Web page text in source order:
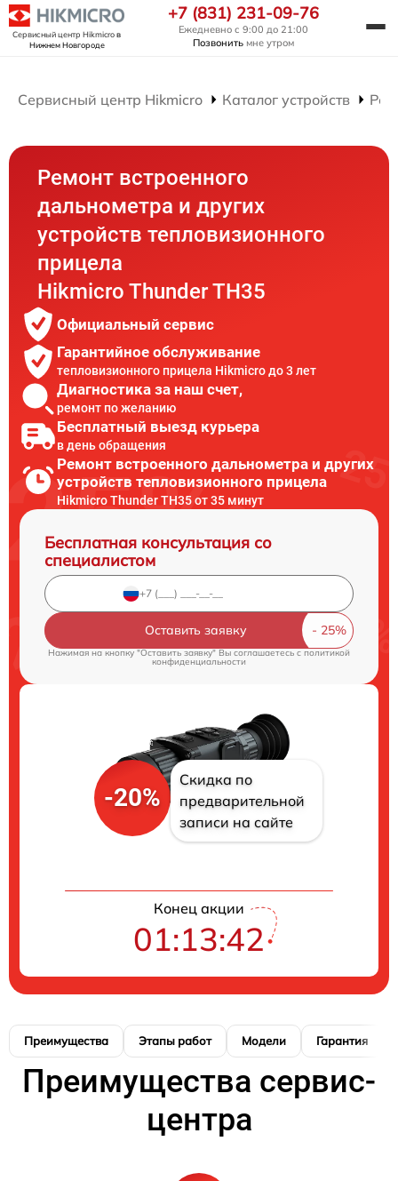
Сервисный центр Hikmicroв
Нижнем Новгороде
+7 (831) 231-09-76
Ежедневно с 9:00 до 21:00
Позвонить мне утром
Сервисный центр Hikmicro Каталог устройств
Ремонт встроенного
дальнометра и других
устройств тепловизионного
прицела
Hikmicro Thunder TH35
Официальный сервис
Гарантийное обслуживание
тепловизионного прицела Hikmicro до 3 лет
Диагностика за наш счет,
ремонт по желанию
Бесплатный выезд курьера
в день обращения
Ремонт встроенного дальнометра и других
устройств тепловизионного прицела
Hikmicro Thunder TH35 от 35 минут
Бесплатная консультация со
специалистом
Оставить заявку
Нажимая на кнопку "Оставить заявку" Вы соглашаетесь cполитикой
конфиденциальности
-20%
Скидка по
предварительной
записи на сайте
Конец акции
01:13:41
Преимущества Этапы работ Модели Гарантия
Преимущества сервис-
центра